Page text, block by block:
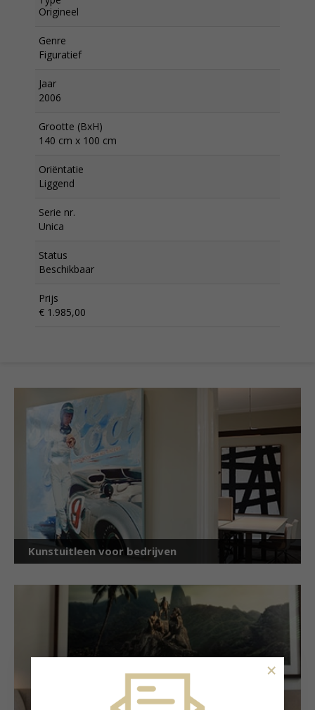
Origineel
Genre
Figuratief
Jaar
2006
Grootte (BxH)
140 cm x 100 cm
Oriëntatie
Liggend
Serie nr.
Unica
Status
Beschikbaar
Prijs
€ 1.985,00
Kunstuitleen voor bedrijven
×